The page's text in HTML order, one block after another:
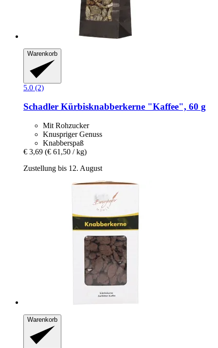
Warenkorb
5.0 (2)
Schadler Kürbisknabberkerne "Kaffee", 60 g
Mit Rohzucker
Knuspriger Genuss
Knabberspaß
€ 3,69 (€ 61,50 / kg)
Zustellung bis 12. August
Warenkorb